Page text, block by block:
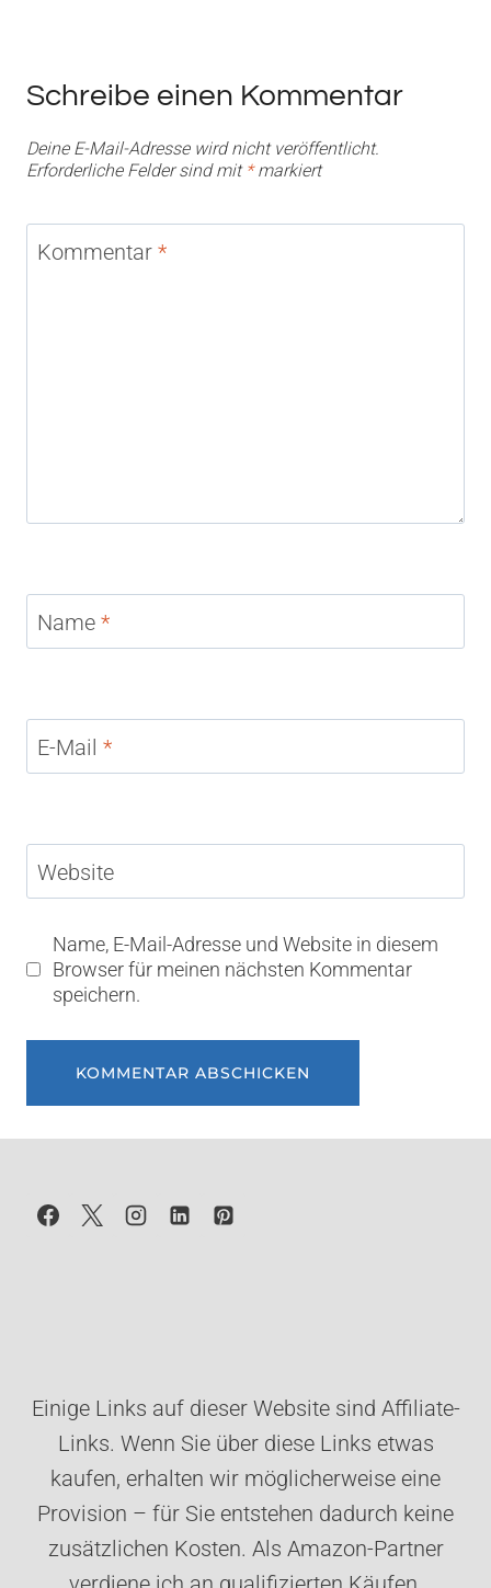
Schreibe einen Kommentar
Deine E-Mail-Adresse wird nicht veröffentlicht.
Erforderliche Felder sind mit *markiert
Kommentar *
Name *
E-Mail *
Website
Name, E-Mail-Adresse und Website in diesem
Browser für meinen nächsten Kommentar
speichern.
Einige Links auf dieser Website sind Affiliate-
Links. Wenn Sie über diese Links etwas
kaufen, erhalten wir möglicherweise eine
Provision – für Sie entstehen dadurch keine
zusätzlichen Kosten. Als Amazon-Partner